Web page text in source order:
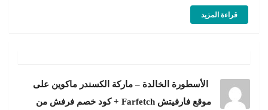
قراءة المزيد
الأسطورة الخالدة – ماركة الكسندر ماكوين على
موقع فارفيتش Farfetch + كود خصم فرفش من